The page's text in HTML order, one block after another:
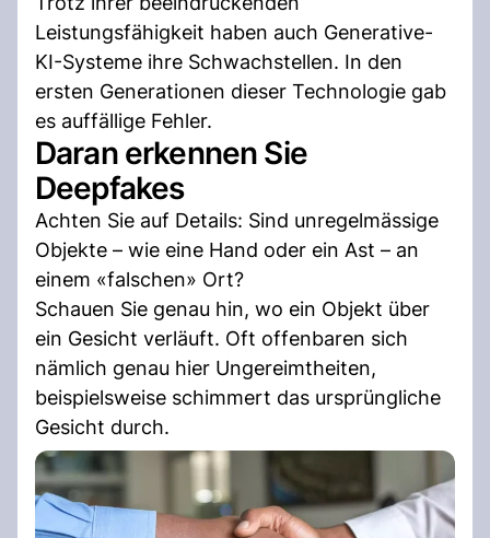
Leistungsfähigkeit haben auch Generative-
KI-Systeme ihre Schwachstellen. In den
ersten Generationen dieser Technologie gab
es auffällige Fehler.
Daran erkennen Sie
Deepfakes
Achten Sie auf Details: Sind unregelmässige
Objekte – wie eine Hand oder ein Ast – an
einem «falschen» Ort?
Schauen Sie genau hin, wo ein Objekt über
ein Gesicht verläuft. Oft offenbaren sich
nämlich genau hier Ungereimtheiten,
beispielsweise schimmert das ursprüngliche
Gesicht durch.